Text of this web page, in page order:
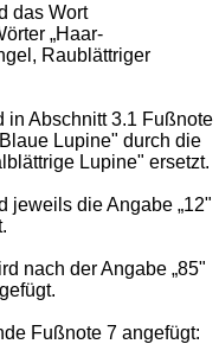
das Wort
„Haar-
Raublättriger
in Abschnitt 3.1 Fußnote
Lupine" durch die
Lupine" ersetzt.
jeweils die Angabe „12"
nach der Angabe „85"
Fußnote 7 angefügt: